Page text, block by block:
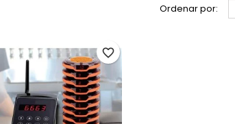
Ordenar por:
favorite_border